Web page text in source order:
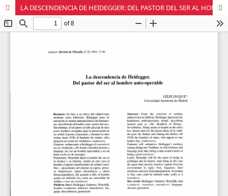
LA DESCENDENCIA DE HEIDEGGER: DEL PASTOR DEL SER AL HOMBRE AUTO-OPERABLE